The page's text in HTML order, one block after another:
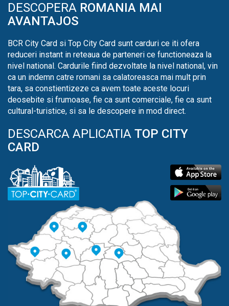
DESCOPERA ROMANIA MAI
AVANTAJOS
BCR City Card si Top City Card sunt carduri ce iti ofera
reduceri instant in reteaua de parteneri ce functioneaza la
nivel national. Cardurile fiind dezvoltate la nivel national, vin
ca un indemn catre romani sa calatoreasca mai mult prin
tara, sa constientizeze ca avem toate aceste locuri
deosebite si frumoase, fie ca sunt comerciale, fie ca sunt
cultural-turistice, si sa le descopere in mod direct.
DESCARCA APLICATIA TOP CITY
CARD